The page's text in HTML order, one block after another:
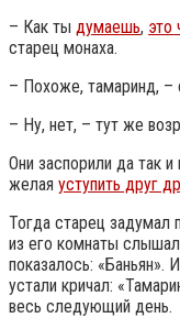
– Как ты думаешь, это
старец монаха.
– Похоже, тамаринд, –
– Ну, нет, – тут же
Они заспорили да так
желая уступить друг
Тогда старец задумал
из его комнаты
показалось: «Баньян».
устали кричал:
весь следующий день.